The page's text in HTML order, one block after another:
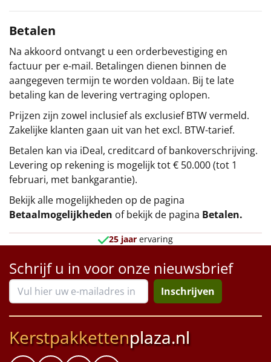
Betalen
Na akkoord ontvangt u een orderbevestiging en
factuur per e-mail. Betalingen dienen binnen de
aangegeven termijn te worden voldaan. Bij te late
betaling kan de levering vertraging oplopen.
Prijzen zijn zowel inclusief als exclusief BTW vermeld.
Zakelijke klanten gaan uit van het excl. BTW-tarief.
Betalen kan via iDeal, creditcard of bankoverschrijving.
Levering op rekening is mogelijk tot € 50.000 (tot 1
februari, met bankgarantie).
Bekijk alle mogelijkheden op de pagina
Betaalmogelijkheden of bekijk de pagina Betalen.
25 jaar ervaring
Schrijf u in voor onze nieuwsbrief
Inschrijven
Kerstpakkettenplaza.nl